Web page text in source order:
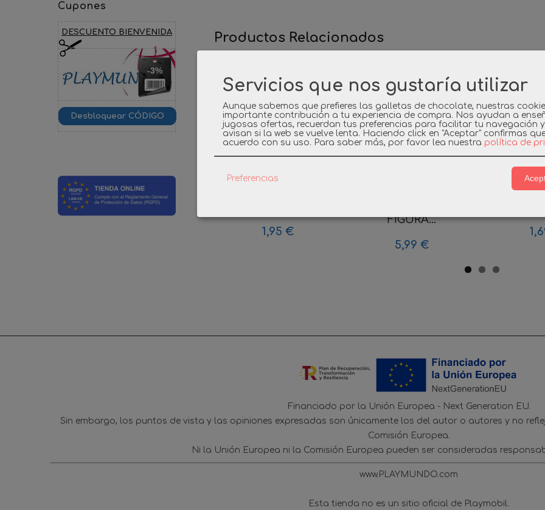
Cupones
DESCUENTO BIENVENIDA
-3%
Productos Relacionados
1,95 €
FIGURA...
5,99 €
Financiado por la Unión Europea - Next Generation EU.
Sin embargo, los puntos de vista y las opiniones expresadas son únicamente los del autor o autores y no
Comisión Europea.
Ni la Unión Europea ni la Comisión Europea pueden ser consideradas
www.PLAYMUNDO.com
Esta tienda no es un sitio oficial de Playmobil.
Servicios que nos gustaría utilizar
Aunque sabemos que prefieres las galletas de chocolate, nuestras
importante contribución a tu experiencia de compra. Nos ayudan a
jugosas ofertas, recuerdan tus preferencias para facilitar tu navegación
avisan si la web se vuelve lenta. Haciendo click en "Aceptar" confirmas
acuerdo con su uso. Para saber más, por favor lea nuestra política de
Preferencias